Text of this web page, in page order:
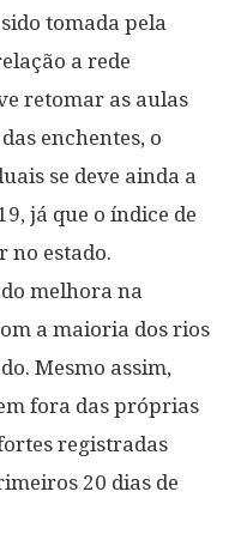
tomada pela
a rede
retomar as aulas
enchentes, o
se deve ainda a
já que o índice de
no estado.
melhora na
a maioria dos rios
Mesmo assim,
fora das próprias
registradas
20 dias de